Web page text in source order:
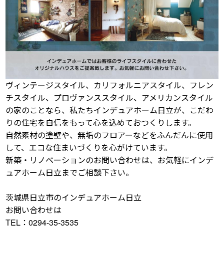
ヴィンテージスタイル、カリフォルニアスタイル、フレン
チスタイル、プロヴァンススタイル、アメリカンスタイル
の家のことなら、私たちインデュアホーム日立が、こだわ
りの住宅を自信をもって心を込めておつくりします。
自然素材の塗壁や、無垢のフロアーなどをふんだんに使用
して、エコな住まいづくりを心がけています。
新築・リノベーションのお問い合わせは、お気軽にインデ
ュアホーム日立までご相談下さい。
茨城県日立市のインデュアホーム日立
お問い合わせは
TEL：0294-35-3535